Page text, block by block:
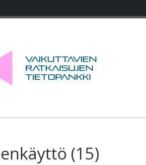
Vaikuttavien
ratkaisujen
tietopankki
(15)